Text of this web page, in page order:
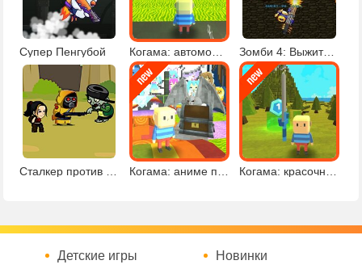
Супер Пенгубой Когама: автомобильный паркур Зомби 4: Выжить в зомби-апокалипсисе
Сталкер против зомби Когама: аниме паркур Когама: красочный паркур
Детские игры
Новинки